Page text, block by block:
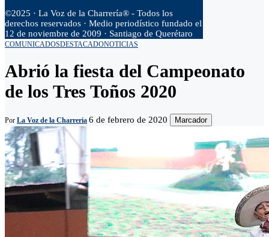
©2025 · La Voz de la Charrería® - Todos los
derechos reservados · Medio periodístico fundado el
12 de noviembre de 2009 · Santiago de Querétaro
COMUNICADOSDESTACADONOTICIAS
Abrió la fiesta del Campeonato
de los Tres Toños 2020
Por La Voz de la Charreria 6 de febrero de 2020 Marcador